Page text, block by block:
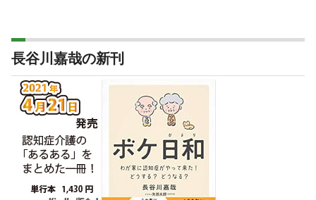
長谷川嘉哉の新刊